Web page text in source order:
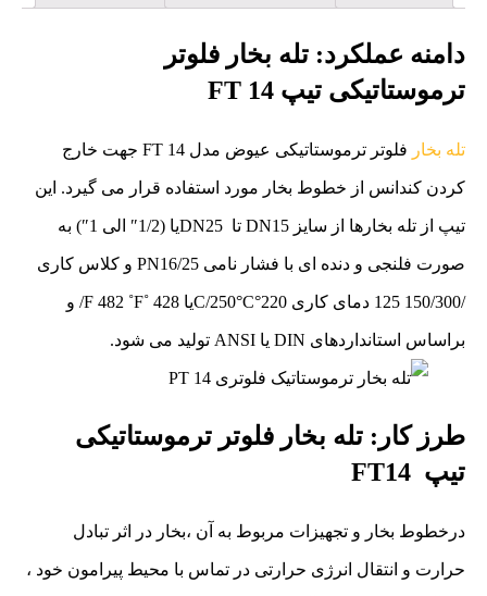
دامنه عملکرد: تله بخار فلوتر
ترموستاتیکی تیپ FT 14
تله بخار فلوتر ترموستاتیکی عیوض مدل FT 14 جهت خارج
کردن کندانس از خطوط بخار مورد استفاده قرار می گیرد. این
تیپ از تله بخارها از سایز DN15 تا DN25یا (1/2″ الی 1″) به
صورت فلنجی و دنده ای با فشار نامی PN16/25 و کلاس کاری
/150/300 125 دمای کاری 220°C/250°Cیا 428 ˚F 482 ˚F/ و
براساس استانداردهای DIN یا ANSI تولید می شود.
طرز کار: تله بخار فلوتر ترموستاتیکی
تیپ FT14
درخطوط بخار و تجهیزات مربوط به آن ،بخار در اثر تبادل
حرارت و انتقال انرژی حرارتی در تماس با محیط پیرامون خود ،